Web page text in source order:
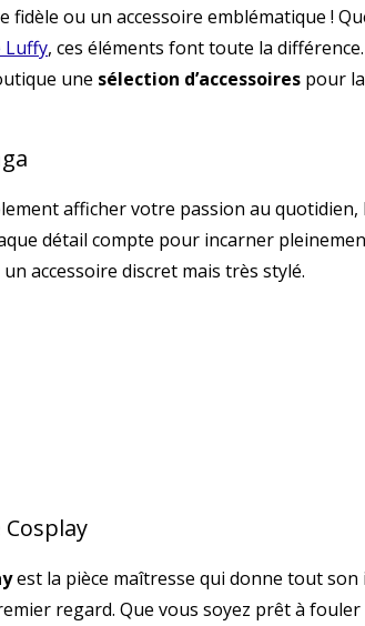
ou un accessoire emblématique !
Luffy, ces éléments font toute la
une sélection d’accessoires pour
afficher votre passion au quotidien,
détail compte pour incarner
accessoire discret mais très stylé.
est la pièce maîtresse qui donne tout
regard. Que vous soyez prêt à